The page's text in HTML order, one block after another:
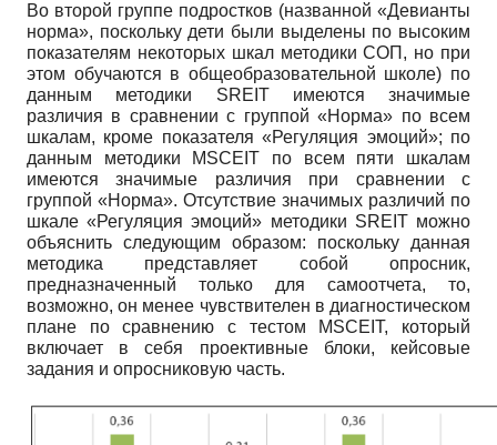
Во второй группе подростков (названной «Девианты
норма», поскольку дети были выделены по высоким
показателям некоторых шкал методики СОП, но при
этом обучаются в общеобразовательной школе) по
данным методики SREIT имеются значимые
различия в сравнении с группой «Норма» по всем
шкалам, кроме показателя «Регуляция эмоций»; по
данным методики MSCEIT по всем пяти шкалам
имеются значимые различия при сравнении с
группой «Норма». Отсутствие значимых различий по
шкале «Регуляция эмоций» методики SREIT можно
объяснить следующим образом: поскольку данная
методика представляет собой опросник,
предназначенный только для самоотчета, то,
возможно, он менее чувствителен в диагностическом
плане по сравнению с тестом MSCEIT, который
включает в себя проективные блоки, кейсовые
задания и опросниковую часть.